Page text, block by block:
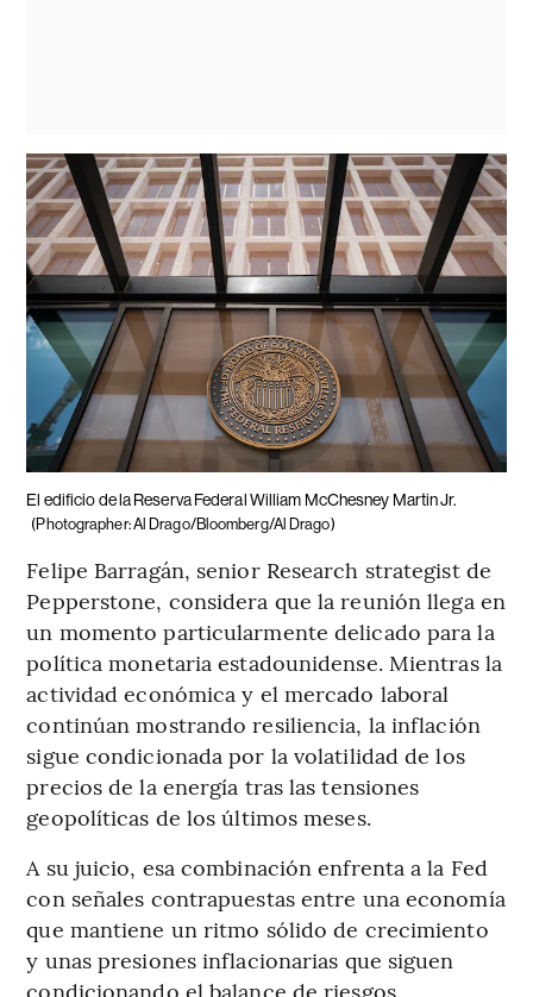
El edificio de la Reserva Federal William McChesney Martin Jr.
(Photographer: Al Drago/Bloomberg/Al Drago)
Felipe Barragán, senior Research strategist de
Pepperstone, considera que la reunión llega en
un momento particularmente delicado para la
política monetaria estadounidense. Mientras la
actividad económica y el mercado laboral
continúan mostrando resiliencia, la inflación
sigue condicionada por la volatilidad de los
precios de la energía tras las tensiones
geopolíticas de los últimos meses.
A su juicio, esa combinación enfrenta a la Fed
con señales contrapuestas entre una economía
que mantiene un ritmo sólido de crecimiento
y unas presiones inflacionarias que siguen
condicionando el balance de riesgos.